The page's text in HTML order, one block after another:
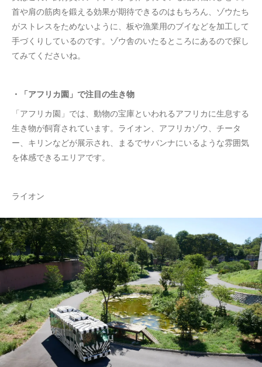
首や肩の筋肉を鍛える効果が期待できるのはもちろん、ゾウたち
がストレスをためないように、板や漁業用のブイなどを加工して
手づくりしているのです。ゾウ舎のいたるところにあるので探し
てみてくださいね。
・「アフリカ園」で注目の生き物
「アフリカ園」では、動物の宝庫といわれるアフリカに生息する
生き物が飼育されています。ライオン、アフリカゾウ、チータ
ー、キリンなどが展示され、まるでサバンナにいるような雰囲気
を体感できるエリアです。
ライオン